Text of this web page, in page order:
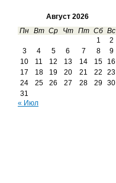
Август 2026
Пн Вт Ср Чт Пт Сб Вс
1
2
3
4 5 6 7 8
9
10
11 12 13 14 15
16
17
18 19 20 21 22
23
24
25 26 27 28 29
30
31
« Июл